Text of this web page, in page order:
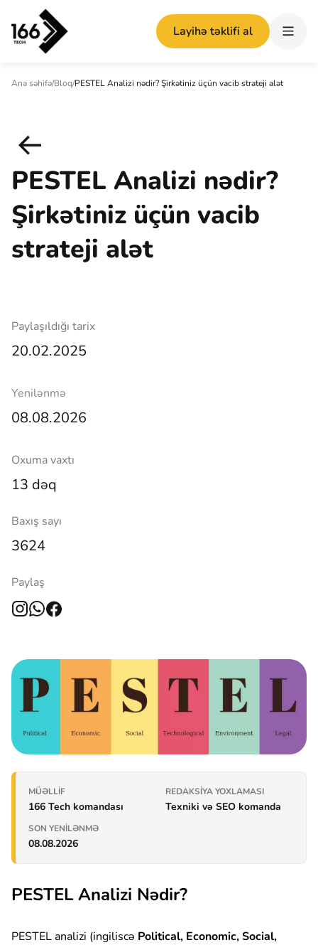
Layihə təklifi al
Ana səhifə/Bloq/PESTEL Analizi nədir? Şirkətiniz üçün vacib strateji alət
PESTEL Analizi nədir?
Şirkətiniz üçün vacib
strateji alət
Paylaşıldığı tarix
20.02.2025
Yenilənmə
08.08.2026
Oxuma vaxtı
13 dəq
Baxış sayı
3624
Paylaş
MÜƏLLIF
166 Tech komandası
REDAKSIYA YOXLAMASI
Texniki və SEO komanda
SON YENILƏNMƏ
08.08.2026
PESTEL Analizi Nədir?
PESTEL analizi (ingiliscə Political, Economic, Social,